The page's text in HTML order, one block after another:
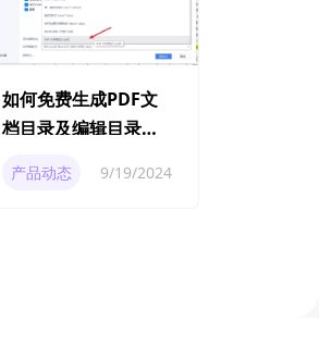
如何免费生成PDF文
档目录及编辑目录列
产品动态 9/19/2024